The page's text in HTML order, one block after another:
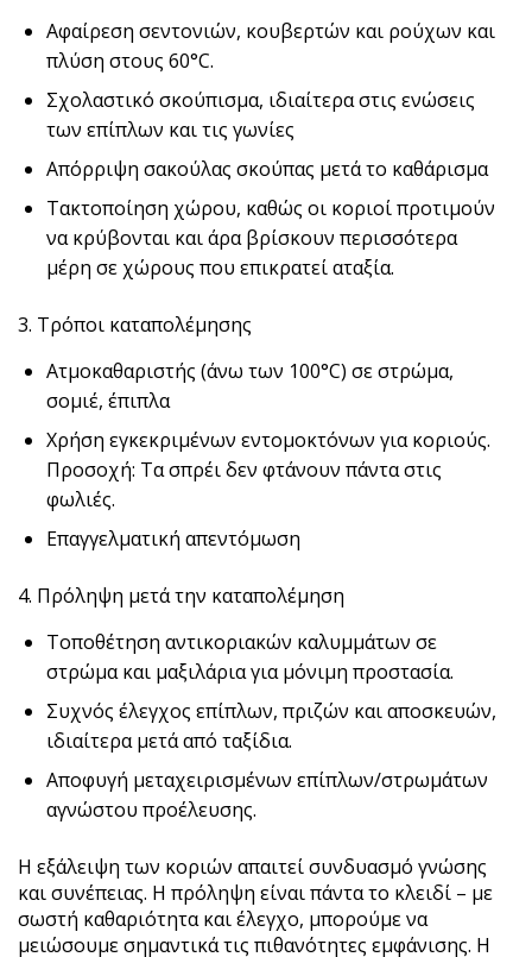
Αφαίρεση σεντονιών, κουβερτών και ρούχων και
πλύση στους 60°C.
Σχολαστικό σκούπισμα, ιδιαίτερα στις ενώσεις
των επίπλων και τις γωνίες
Απόρριψη σακούλας σκούπας μετά το καθάρισμα
Τακτοποίηση χώρου, καθώς οι κοριοί προτιμούν
να κρύβονται και άρα βρίσκουν περισσότερα
μέρη σε χώρους που επικρατεί αταξία.
3. Τρόποι καταπολέμησης
Ατμοκαθαριστής (άνω των 100°C) σε στρώμα,
σομιέ, έπιπλα
Χρήση εγκεκριμένων εντομοκτόνων για κοριούς.
Προσοχή: Τα σπρέι δεν φτάνουν πάντα στις
φωλιές.
Επαγγελματική απεντόμωση
4. Πρόληψη μετά την καταπολέμηση
Τοποθέτηση αντικοριακών καλυμμάτων σε
στρώμα και μαξιλάρια για μόνιμη προστασία.
Συχνός έλεγχος επίπλων, πριζών και αποσκευών,
ιδιαίτερα μετά από ταξίδια.
Αποφυγή μεταχειρισμένων επίπλων/στρωμάτων
αγνώστου προέλευσης.
Η εξάλειψη των κοριών απαιτεί συνδυασμό γνώσης
και συνέπειας. Η πρόληψη είναι πάντα το κλειδί – με
σωστή καθαριότητα και έλεγχο, μπορούμε να
μειώσουμε σημαντικά τις πιθανότητες εμφάνισης. Η